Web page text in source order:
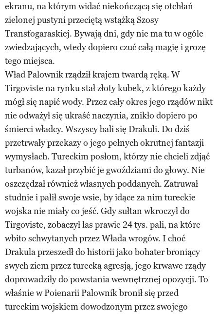
ekranu, na którym widać niekończącą się otchłań
zielonej pustyni przeciętą wstążką Szosy
Transfogaraskiej. Bywają dni, gdy nie ma tu w ogóle
zwiedzających, wtedy dopiero czuć całą magię i grozę
tego miejsca.
Wład Palownik rządził krajem twardą ręką. W
Tirgoviste na rynku stał złoty kubek, z którego każdy
mógł się napić wody. Przez cały okres jego rządów nikt
nie odważył się ukraść naczynia, znikło dopiero po
śmierci władcy. Wszyscy bali się Drakuli. Do dziś
przetrwały przekazy o jego pełnych okrutnej fantazji
wymysłach. Tureckim posłom, którzy nie chcieli zdjąć
turbanów, kazał przybić je gwoździami do głowy. Nie
oszczędzał również własnych poddanych. Zatruwał
studnie i palił swoje wsie, by idące za nim tureckie
wojska nie miały co jeść. Gdy sułtan wkroczył do
Tirgoviste, zobaczył las prawie 24 tys. pali, na które
wbito schwytanych przez Włada wrogów. I choć
Drakula przeszedł do historii jako bohater broniący
swych ziem przez turecką agresją, jego krwawe rządy
doprowadziły do powstania wewnętrznej opozycji. To
właśnie w Poienarii Palownik bronił się przed
tureckim wojskiem dowodzonym przez swojego